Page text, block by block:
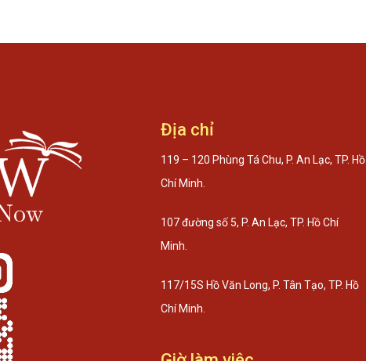
Địa chỉ
119 – 120 Phùng Tá Chu, P. An Lạc, TP. Hồ
Chí Minh.
107 đường số 5, P. An Lạc, TP. Hồ Chí
Minh.
117/15S Hồ Văn Long, P. Tân Tạo, TP. Hồ
Chí Minh.